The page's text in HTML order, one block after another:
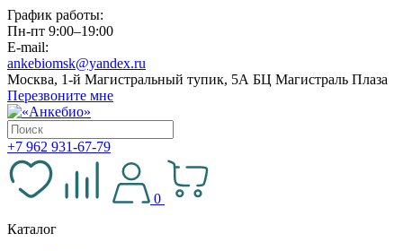
График работы:
Пн-пт 9:00–19:00
E-mail:
ankebiomsk@yandex.ru
Москва, 1-й Магистральный тупик, 5А БЦ Магистраль Плаза
Перезвоните мне
+7 962 931-67-79
0
Каталог